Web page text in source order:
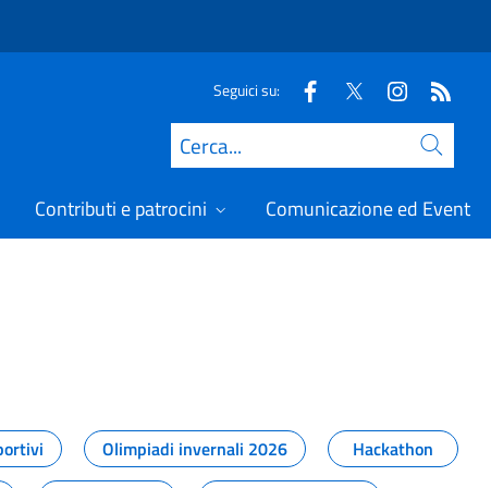
Seguici su:
Cerca
Contributi e patrocini Comunicazione ed Eventi
Olimpiadi invernali 2026
Hackathon